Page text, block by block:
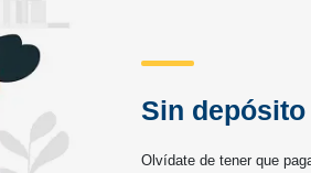
Sin
Olvídate de tener que